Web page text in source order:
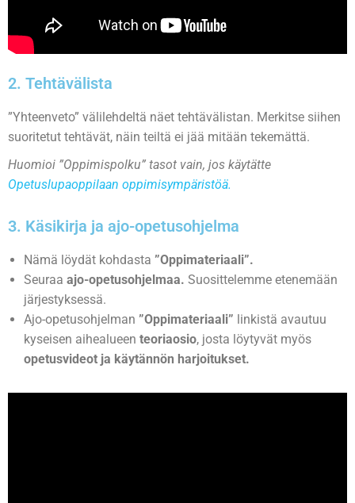
2. Tehtävälista
”Yhteenveto” välilehdeltä näet tehtävälistan. Merkitse siihen
suoritetut tehtävät, näin teiltä ei jää mitään tekemättä.
Huomioi ”Oppimispolku” tasot vain, jos käytätte
Opetuslupaoppilaan oppimisympäristöä.
3. Käsikirja ja ajo-opetusohjelma
Nämä löydät kohdasta ”Oppimateriaali”.
Seuraa ajo-opetusohjelmaa. Suosittelemme etenemään
järjestyksessä.
Ajo-opetusohjelman ”Oppimateriaali” linkistä avautuu
kyseisen aihealueen teoriaosio, josta löytyvät myös
opetusvideot ja käytännön harjoitukset.